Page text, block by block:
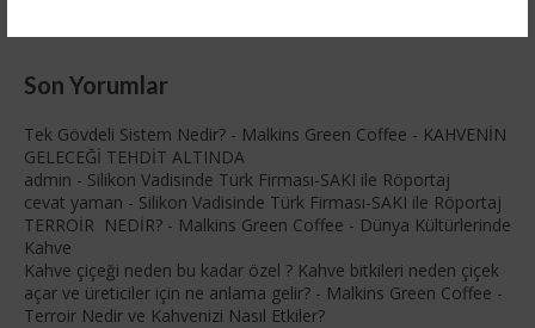
Son Yorumlar
Tek Gövdeli Sistem Nedir? - Malkins Green Coffee - KAHVENİN
GELECEĞİ TEHDİT ALTINDA
admin - Silikon Vadisinde Türk Firması-SAKI ile Röportaj
cevat yaman - Silikon Vadisinde Türk Firması-SAKI ile Röportaj
TERROİR NEDİR? - Malkins Green Coffee - Dünya Kültürlerinde
Kahve
Kahve çiçeği neden bu kadar özel ? Kahve bitkileri neden çiçek
açar ve üreticiler için ne anlama gelir? - Malkins Green Coffee -
Terroir Nedir ve Kahvenizi Nasıl Etkiler?